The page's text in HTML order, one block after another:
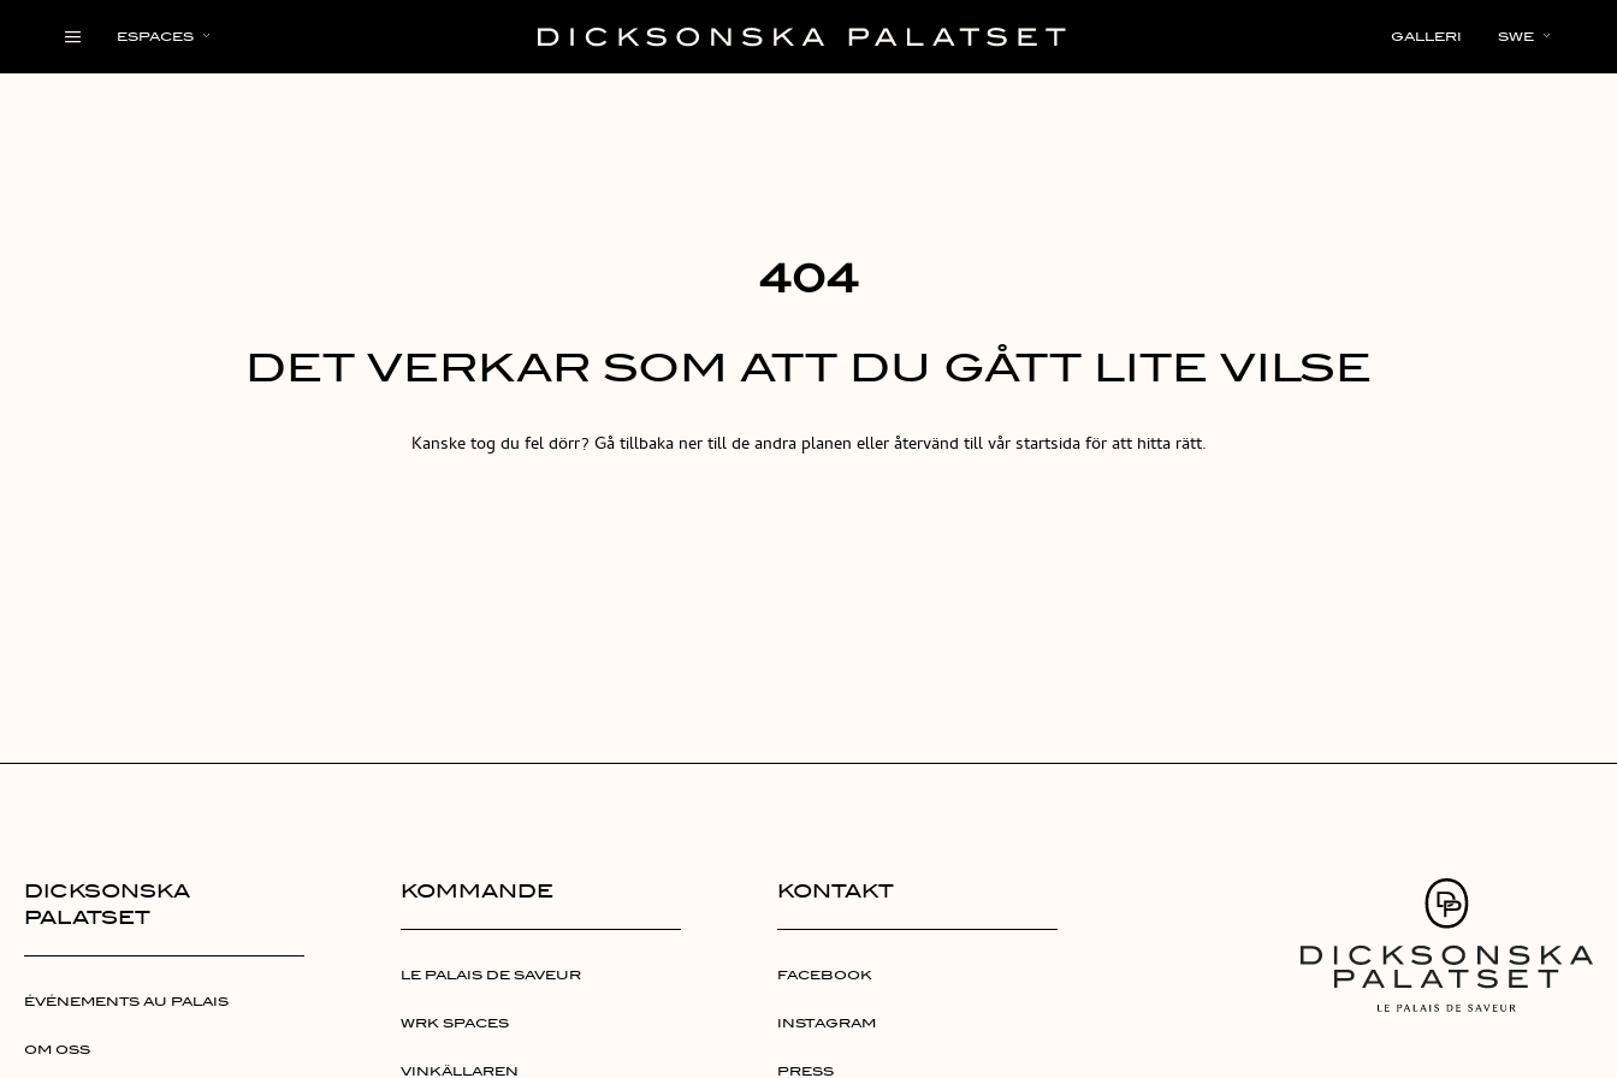
ESPACES GALLERI SWE
404
DET VERKAR SOM ATT DU GÅTT LITE VILSE
Kanske tog du fel dörr? Gå tillbaka ner till de andra planen eller återvänd till vår startsida för att hitta rätt.
DICKSONSKA
PALATSET
ÉVÉNEMENTS AU PALAIS
OM OSS
KOMMANDE
LE PALAIS DE SAVEUR
WRK SPACES
VINKÄLLAREN
KONTAKT
FACEBOOK
INSTAGRAM
PRESS